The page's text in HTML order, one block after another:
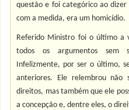
questão e foi categórico ao
com a medida, era um homicídio.
Referido Ministro foi o último a
todos os argumentos sem
Infelizmente, por ser o último,
anteriores. Ele relembrou
direitos, mas também que ele
a concepção e, dentre eles, o